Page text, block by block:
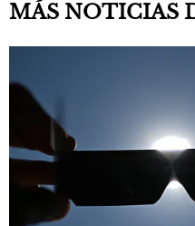
MÁS NOTICIAS